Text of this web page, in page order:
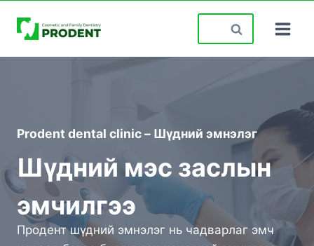
Search
for:
Prodent dental clinic – Шүдний эмнэлэг
Шүдний мэс заслын
эмчилгээ
Продент шүдний эмнэлэг нь чадварлаг эмч